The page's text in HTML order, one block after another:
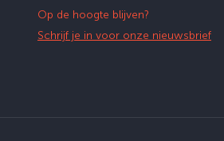
Op de hoogte blijven?
Schrijf je in voor onze nieuwsbrief